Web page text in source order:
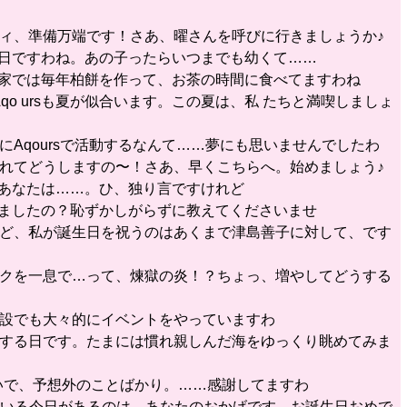
、準備万端です！さあ、曜さんを呼びに行きましょうか♪
すわね。あの子ったらいつまでも幼くて……
は毎年柏餅を作って、お茶の時間に食べてますわね
ursも夏が似合います。この夏は、私 たちと満喫しましょ
Aqoursで活動するなんて……夢にも思いませんでしたわ
てどうしますの〜！さあ、早くこちらへ。始めましょう♪
なたは……。ひ、独り言ですけれど
したの？恥ずかしがらずに教えてくださいませ
、私が誕生日を祝うのはあくまで津島善子に対して、です
を一息で…って、煉獄の炎！？ちょっ、増やしてどうする
でも大々的にイベントをやっていますわ
日です。たまには慣れ親しんだ海をゆっくり眺めてみま
で、予想外のことばかり。……感謝してますわ